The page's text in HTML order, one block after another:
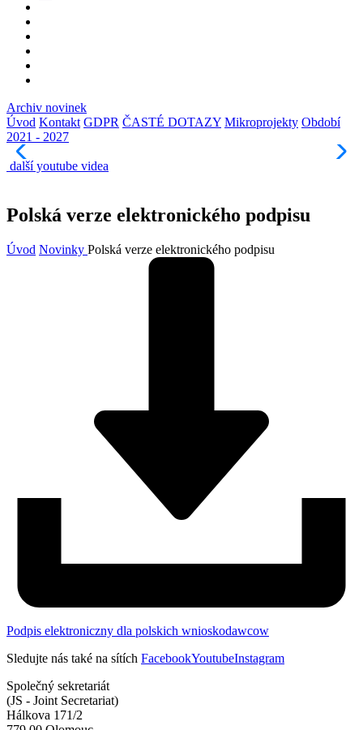
Archiv novinek
Úvod Kontakt GDPR ČASTÉ DOTAZY Mikroprojekty Období
2021 - 2027
další youtube videa
Polská verze elektronického podpisu
Úvod Novinky Polská verze elektronického podpisu
Podpis elektroniczny dla polskich wnioskodawcow
Sledujte nás také na sítích FacebookYoutubeInstagram
Společný sekretariát
(JS - Joint Secretariat)
Hálkova 171/2